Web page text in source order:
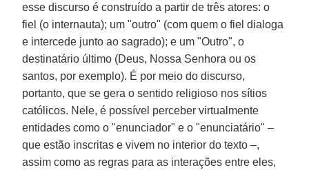
esse discurso é construído a partir de três atores: o
fiel (o internauta); um "outro" (com quem o fiel dialoga
e intercede junto ao sagrado); e um "Outro", o
destinatário último (Deus, Nossa Senhora ou os
santos, por exemplo). É por meio do discurso,
portanto, que se gera o sentido religioso nos sítios
católicos. Nele, é possível perceber virtualmente
entidades como o "enunciador" e o "enunciatário" –
que estão inscritas e vivem no interior do texto –,
assim como as regras para as interações entre eles,